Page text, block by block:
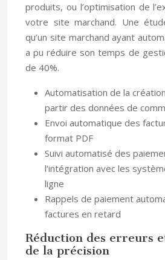
produits, ou l’optimisation de
votre site marchand. Une
qu’un site marchand ayant
a pu réduire son temps de
de 40%.
Automatisation de la
partir des données de
Envoi automatique des
format PDF
Suivi automatisé des
l’intégration avec les
ligne
Rappels de paiement
factures en retard
Réduction des erreurs
de la précision